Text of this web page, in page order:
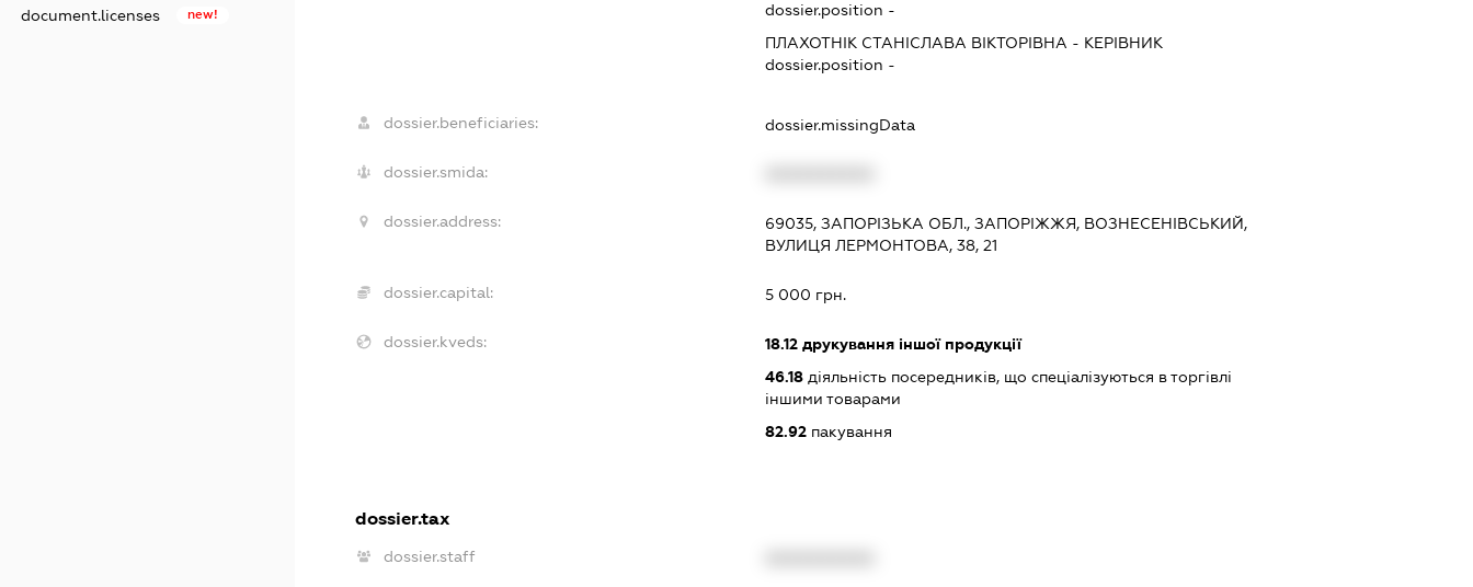
document.licenses new!
dossier.position -
ПЛАХОТНІК СТАНІСЛАВА ВІКТОРІВНА - КЕРІВНИК
dossier.position -
dossier.beneficiaries: dossier.missingData
dossier.smida:
dossier.address:
69035, ЗАПОРІЗЬКА ОБЛ., ЗАПОРІЖЖЯ, ВОЗНЕСЕНІВСЬКИЙ,
ВУЛИЦЯ ЛЕРМОНТОВА, 38, 21
dossier.capital: 5 000 грн.
dossier.kveds: 18.12друкування іншої продукції
46.18діяльність посередників, що спеціалізуються в торгівлі
іншими товарами
82.92пакування
dossier.tax
dossier.staff